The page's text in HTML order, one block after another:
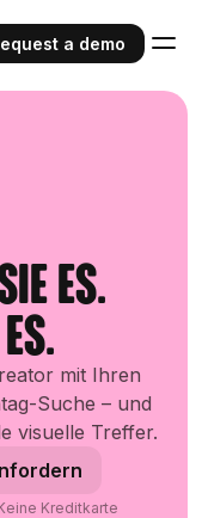
a demo
es.
mit Ihren
Suche – und
visuelle Treffer.
Kreditkarte